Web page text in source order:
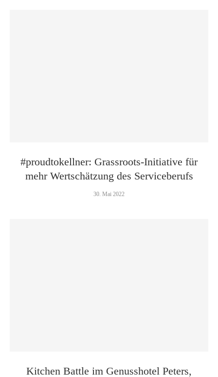
#proudtokellner: Grassroots-Initiative für
mehr Wertschätzung des Serviceberufs
30. Mai 2022
Kitchen Battle im Genusshotel Peters,